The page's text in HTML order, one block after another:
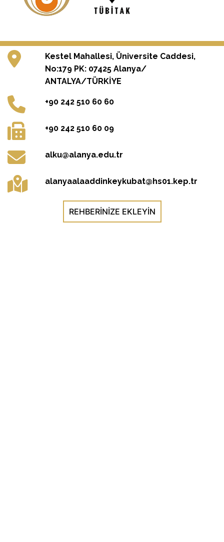
Kestel Mahallesi, Üniversite Caddesi,
No:179 PK: 07425 Alanya/
ANTALYA/TÜRKİYE
+90 242 510 60 60
+90 242 510 60 09
alku@alanya.edu.tr
alanyaalaaddinkeykubat@hs01.kep.tr
REHBERINIZE EKLEYIN